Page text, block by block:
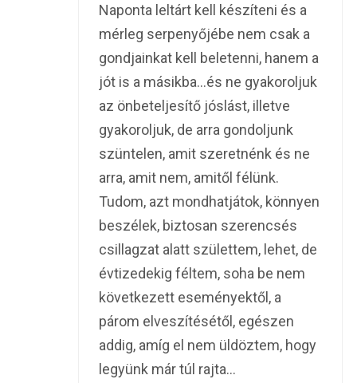
Naponta leltárt kell készíteni és a
mérleg serpenyőjébe nem csak a
gondjainkat kell beletenni, hanem a
jót is a másikba…és ne gyakoroljuk
az önbeteljesítő jóslást, illetve
gyakoroljuk, de arra gondoljunk
szüntelen, amit szeretnénk és ne
arra, amit nem, amitől félünk.
Tudom, azt mondhatjátok, könnyen
beszélek, biztosan szerencsés
csillagzat alatt születtem, lehet, de
évtizedekig féltem, soha be nem
következett eseményektől, a
párom elveszítésétől, egészen
addig, amíg el nem üldöztem, hogy
legyünk már túl rajta…